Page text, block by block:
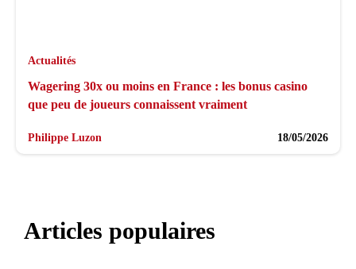
Actualités
Wagering 30x ou moins en France : les bonus casino
que peu de joueurs connaissent vraiment
Philippe Luzon 18/05/2026
Articles populaires